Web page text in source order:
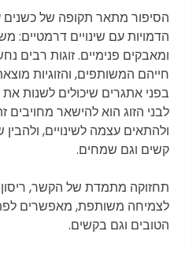
הסיפור מתאר תקופה של
הדמויות עם שינויים דרמטיים:
ומאבקים פנימיים. זוגות רבים
חייהם המשותפים, והזוגיות
בפני אתגרים שיכולים לשנות
לבני הזוג הוא להישאר
ולהתאים עצמה לשינויים,
קשים וגם שמחים.
תחזוקה מתמדת של הקשר, ריסון
לצמיחה משותפת, מאפשרים
הטובים וגם בקשים.